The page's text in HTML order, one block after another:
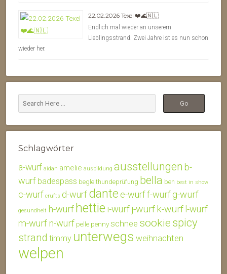
22.02.2026 Texel ❤️🌊🇳🇱
Endlich mal wieder an unserem
Lieblingsstrand. Zwei Jahre ist es nun schon
wieder her.
Schlagwörter
a-wurf aidan amelie ausbildung ausstellungen b-
wurf badespass begleithundeprüfung bella ben best in show
c-wurf crufts d-wurfdante e-wurff-wurfg-wurf
gesundheit h-wurf hettiei-wurfj-wurfk-wurf l-wurf
m-wurfn-wurf pelle pennyschnee sookie spicy
strand timmy unterwegs weihnachten
welpen